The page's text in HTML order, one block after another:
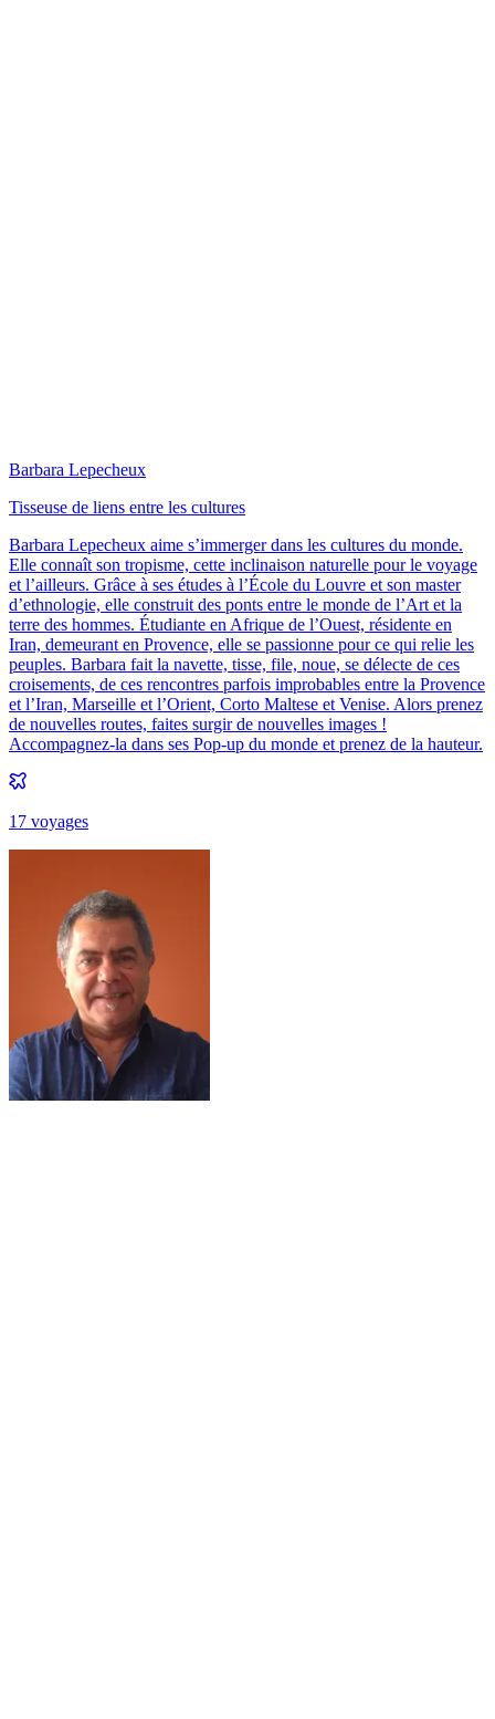
Barbara Lepecheux
Tisseuse de liens entre les cultures
Barbara Lepecheux aime s’immerger dans les cultures du monde.
Elle connaît son tropisme, cette inclinaison naturelle pour le voyage
et l’ailleurs. Grâce à ses études à l’École du Louvre et son master
d’ethnologie, elle construit des ponts entre le monde de l’Art et la
terre des hommes. Étudiante en Afrique de l’Ouest, résidente en
Iran, demeurant en Provence, elle se passionne pour ce qui relie les
peuples. Barbara fait la navette, tisse, file, noue, se délecte de ces
croisements, de ces rencontres parfois improbables entre la Provence
et l’Iran, Marseille et l’Orient, Corto Maltese et Venise. Alors prenez
de nouvelles routes, faites surgir de nouvelles images !
Accompagnez-la dans ses Pop-up du monde et prenez de la hauteur.
17 voyages